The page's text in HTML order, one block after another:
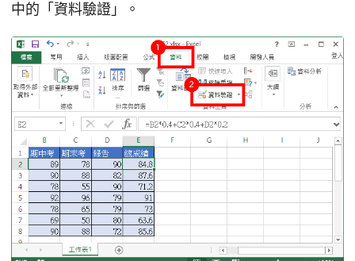
中的「資料驗證」。